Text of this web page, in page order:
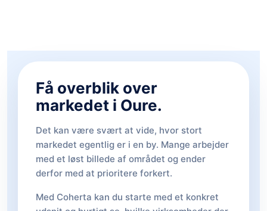
Få overblik over
markedet i Oure.
Det kan være svært at vide, hvor stort
markedet egentlig er i en by. Mange arbejder
med et løst billede af området og ender
derfor med at prioritere forkert.
Med Coherta kan du starte med et konkret